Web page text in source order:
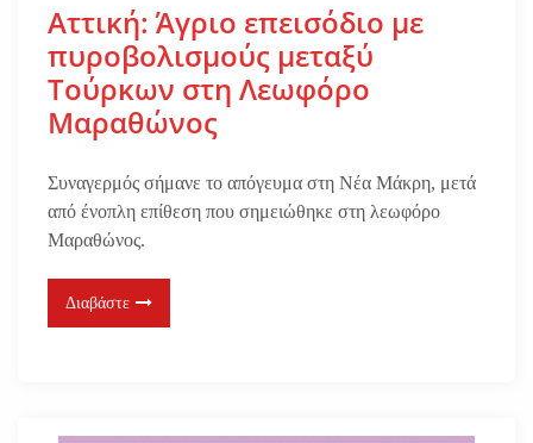
Αττική: Άγριο επεισόδιο με
πυροβολισμούς μεταξύ
Τούρκων στη Λεωφόρο
Μαραθώνος
Συναγερμός σήμανε το απόγευμα στη Νέα Μάκρη, μετά
από ένοπλη επίθεση που σημειώθηκε στη λεωφόρο
Μαραθώνος.
Διαβάστε